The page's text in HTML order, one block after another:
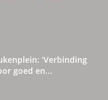
‘Verbinding
goed en...